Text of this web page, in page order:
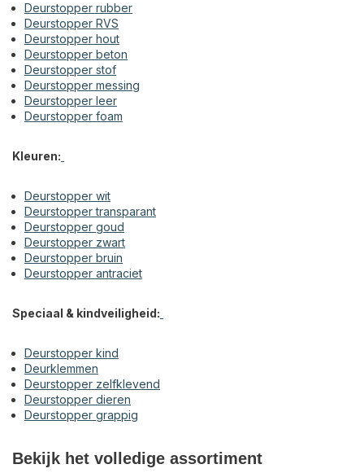
Deurstopper rubber
Deurstopper RVS
Deurstopper hout
Deurstopper beton
Deurstopper stof
Deurstopper messing
Deurstopper leer
Deurstopper foam
Kleuren:
Deurstopper wit
Deurstopper transparant
Deurstopper goud
Deurstopper zwart
Deurstopper bruin
Deurstopper antraciet
Speciaal & kindveiligheid:
Deurstopper kind
Deurklemmen
Deurstopper zelfklevend
Deurstopper dieren
Deurstopper grappig
Bekijk het volledige assortiment